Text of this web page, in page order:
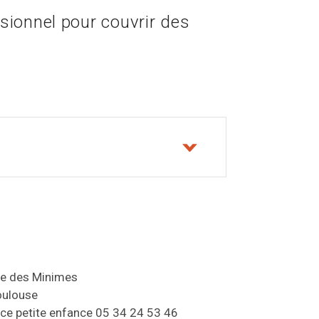
pour couvrir des
des Minimes
petite enfance 05 34 24 53 46